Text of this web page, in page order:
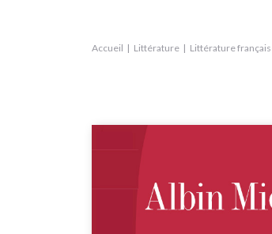
Accueil Littérature Littérature